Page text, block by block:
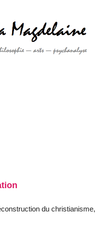
du christianisme,